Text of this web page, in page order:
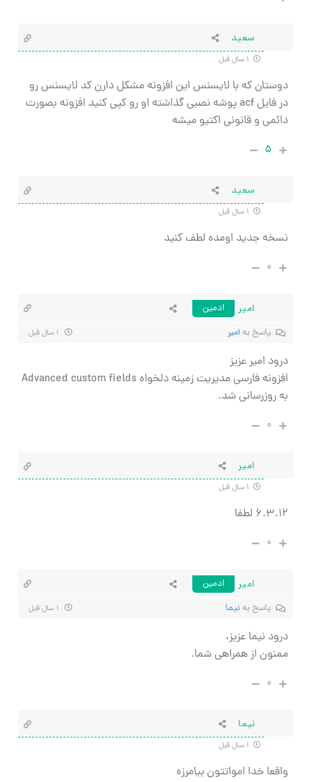
سعید
دوستان که با لایسنس این افزونه مشکل دارن کد لایسنس رو
در فایل acf پوشه نصبی گذاشته او رو کپی کنید افزونه بصورت
دائمی و قانونی اکتیو میشه
۵
سعید
نسخه جدید اومده لطف کنید
۰
امیر
ادمین
پاسخ بهامیر
درود امیر عزیز
افزونه فارسی مدیریت زمینه دلخواه Advanced custom fields
به روزرسانی شد.
۰
امیر
۶.۳.۱۲ لطفا
۰
امیر
ادمین
پاسخ به نیما
درود نیما عزیز،
ممنون از همراهی شما.
۰
نیما
واقعا خدا امواتتون بیامرزه